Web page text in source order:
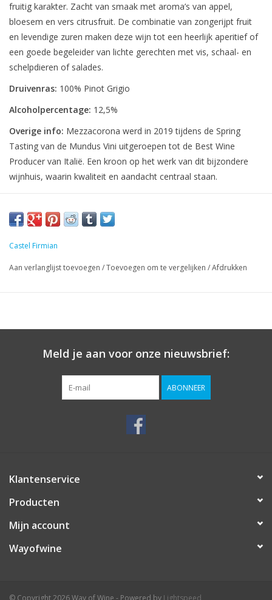
fruitig karakter. Zacht van smaak met aroma’s van appel,
bloesem en vers citrusfruit. De combinatie van zongerijpt fruit
en levendige zuren maken deze wijn tot een heerlijk aperitief of
een goede begeleider van lichte gerechten met vis, schaal- en
schelpdieren of salades.
Druivenras: 100% Pinot Grigio
Alcoholpercentage: 12,5%
Overige info: Mezzacorona werd in 2019 tijdens de Spring
Tasting van de Mundus Vini uitgeroepen tot de Best Wine
Producer van Italië. Een kroon op het werk van dit bijzondere
wijnhuis, waarin kwaliteit en aandacht centraal staan.
Castel Firmian
Aan verlanglijst toevoegen /Toevoegen om te vergelijken /Afdrukken
Meld je aan voor onze nieuwsbrief:
ABONNEER
Klantenservice
Producten
Mijn account
Wayofwine